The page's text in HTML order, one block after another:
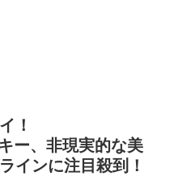
！
ー、非現実的な美
インに注目殺到！